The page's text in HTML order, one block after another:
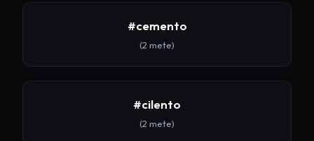
#cemento
(2 mete)
#cilento
(2 mete)